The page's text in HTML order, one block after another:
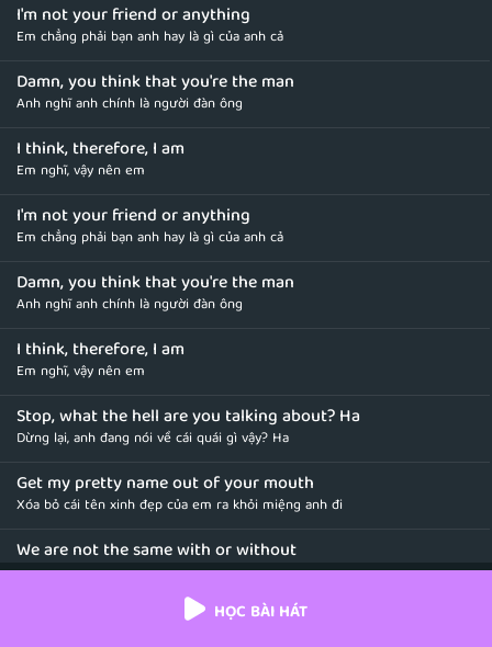
I'm not your friend or anything
Em chẳng phải bạn anh hay là gì của anh cả
Damn, you think that you're the man
Anh nghĩ anh chính là người đàn ông
I think, therefore, I am
Em nghĩ, vậy nên em
I'm not your friend or anything
Em chẳng phải bạn anh hay là gì của anh cả
Damn, you think that you're the man
Anh nghĩ anh chính là người đàn ông
I think, therefore, I am
Em nghĩ, vậy nên em
Stop, what the hell are you talking about? Ha
Dừng lại, anh đang nói về cái quái gì vậy? Ha
Get my pretty name out of your mouth
Xóa bỏ cái tên xinh đẹp của em ra khỏi miệng anh đi
We are not the same with or without
Chúng ta không hề giống nhau dù cho có hay ko
Don't talk about me like how you might know how I feel
HỌC BÀI HÁT